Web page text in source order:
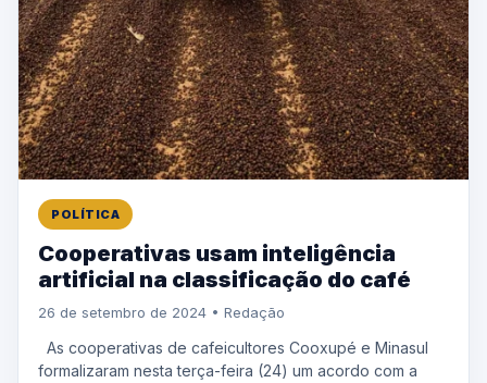
POLÍTICA
Cooperativas usam inteligência
artificial na classificação do café
26 de setembro de 2024 • Redação
As cooperativas de cafeicultores Cooxupé e Minasul
formalizaram nesta terça-feira (24) um acordo com a